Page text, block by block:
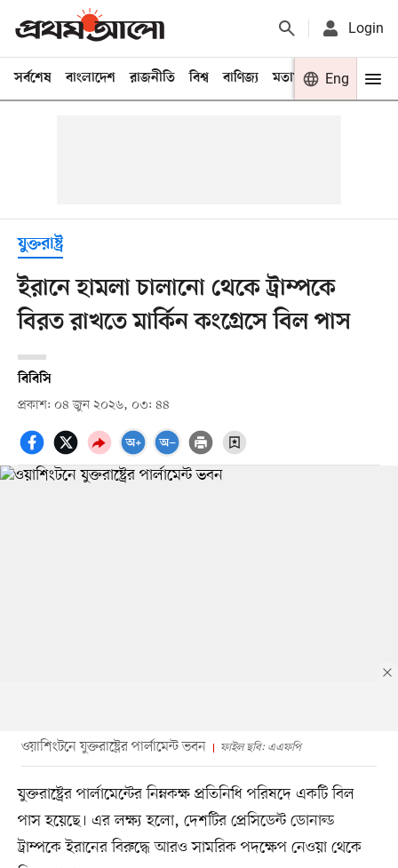
Login
সর্বশেষ বাংলাদেশ রাজনীতি বিশ্ব বাণিজ্য মতামত খেলা
Eng
যুক্তরাষ্ট্র
ইরানে হামলা চালানো থেকে ট্রাম্পকে
বিরত রাখতে মার্কিন কংগ্রেসে বিল পাস
বিবিসি
প্রকাশ: ০৪ জুন ২০২৬, ০৩: ৪৪
ওয়াশিংটনে যুক্তরাষ্ট্রের পার্লামেন্ট ভবন ফাইল ছবি: এএফপি
যুক্তরাষ্ট্রের পার্লামেন্টের নিম্নকক্ষ প্রতিনিধি পরিষদে একটি বিল
পাস হয়েছে। এর লক্ষ্য হলো, দেশটির প্রেসিডেন্ট ডোনাল্ড
ট্রাম্পকে ইরানের বিরুদ্ধে আরও সামরিক পদক্ষেপ নেওয়া থেকে